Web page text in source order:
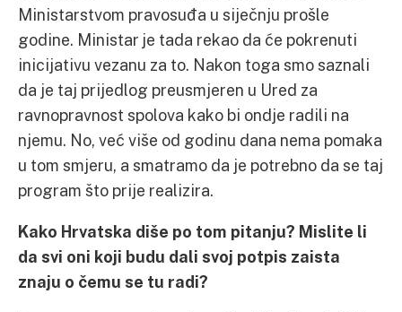
Ministarstvom pravosuđa u siječnju prošle
godine. Ministar je tada rekao da će pokrenuti
inicijativu vezanu za to. Nakon toga smo saznali
da je taj prijedlog preusmjeren u Ured za
ravnopravnost spolova kako bi ondje radili na
njemu. No, već više od godinu dana nema pomaka
u tom smjeru, a smatramo da je potrebno da se taj
program što prije realizira.
Kako Hrvatska diše po tom pitanju? Mislite li
da svi oni koji budu dali svoj potpis zaista
znaju o čemu se tu radi?